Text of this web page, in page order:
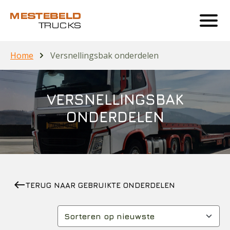
Home Versnellingsbak onderdelen
VERSNELLINGSBAK
ONDERDELEN
westTERUG NAAR GEBRUIKTE ONDERDELEN